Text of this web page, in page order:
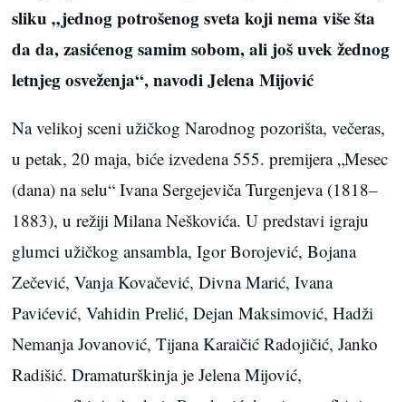
sliku „jednog potrošenog sveta koji nema više šta
da da, zasićenog samim sobom, ali još uvek žednog
letnjeg osveženja“, navodi Jelena Mijović
Na velikoj sceni užičkog Narodnog pozorišta, večeras,
u petak, 20 maja, biće izvedena 555. premijera „Mesec
(dana) na selu“ Ivana Sergejeviča Turgenjeva (1818–
1883), u režiji Milana Neškovića. U predstavi igraju
glumci užičkog ansambla, Igor Borojević, Bojana
Zečević, Vanja Kovačević, Divna Marić, Ivana
Pavićević, Vahidin Prelić, Dejan Maksimović, Hadži
Nemanja Jovanović, Tijana Karaičić Radojičić, Janko
Radišić. Dramaturškinja je Jelena Mijović,